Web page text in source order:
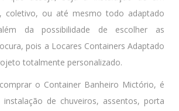
coletivo, ou até mesmo todo adaptado
da possibilidade de escolher as
pois a Locares Containers Adaptado
totalmente personalizado.
o Container Banheiro Mictório, é
de chuveiros, assentos, porta